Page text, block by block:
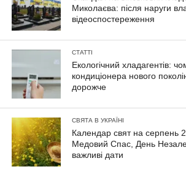
Миколаєва: після наруги
відеоспостереження
СТАТТІ
Екологічний хладагентів:
кондиціонера нового
дорожче
СВЯТА В УКРАЇНІ
Календар свят на серпень
Медовий Спас, День
важливі дати